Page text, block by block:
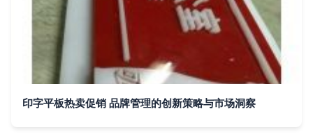
印字平板热卖促销 品牌管理的创新策略与市场洞察